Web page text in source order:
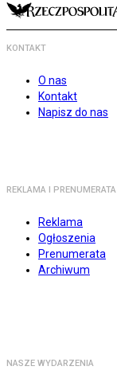
KONTAKT
O nas
Kontakt
Napisz do nas
REKLAMA I PRENUMERATA
Reklama
Ogłoszenia
Prenumerata
Archiwum
NASZE WYDARZENIA